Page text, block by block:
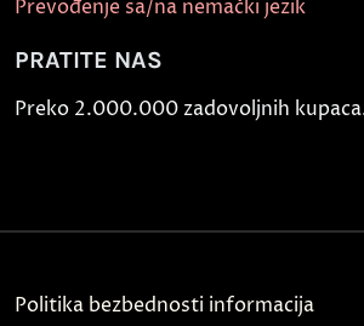
Prevođenje sa/na nemački jezik
PRATITE NAS
Preko 2.000.000 zadovoljnih
Politika bezbednosti informacija